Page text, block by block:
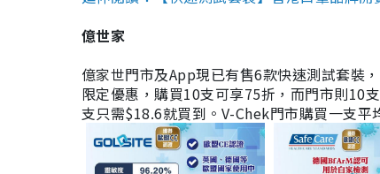
億世家
億家世門市及App現已有售6款快速測試套裝
限定優惠，購買10支可享75折，而門市則10
支只需$18.6就買到。V-Chek門市購買一支